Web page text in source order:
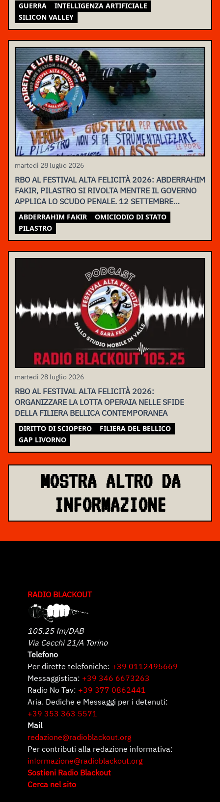
GUERRA
INTELLIGENZA ARTIFICIALE
SILICON VALLEY
martedì 28 luglio 2026
RBO AL FESTIVAL ALTA FELICITÀ 2026: ABDERRAHIM
FAKIR, PILASTRO SI RIVOLTA MENTRE IL GOVERNO
APPLICA LO SCUDO PENALE. 12 SETTEMBRE
ASSEMBLEA NAZIONALE
ABDERRAHIM FAKIR
OMICIODIO DI STATO
PILASTRO
martedì 28 luglio 2026
RBO AL FESTIVAL ALTA FELICITÀ 2026:
ORGANIZZARE LA LOTTA OPERAIA NELLE SFIDE
DELLA FILIERA BELLICA CONTEMPORANEA
DIRITTO DI SCIOPERO
FILIERA DEL BELLICO
GAP LIVORNO
MOSTRA ALTRO DA
INFORMAZIONE
RADIO BLACKOUT
105.25 fm/DAB
Via Cecchi 21/A Torino
Telefono
Per dirette telefoniche: +39 0112495669
Messaggistica: +39 346 6673263
Radio No Tav: +39 377 0862441
Aria. Dediche e Messaggi per i detenuti:
+39 353 363 5571
Mail
redazione@radioblackout.org
Per contributi alla redazione informativa:
informazione@radioblackout.org
Sostieni Radio Blackout
Cerca nel sito